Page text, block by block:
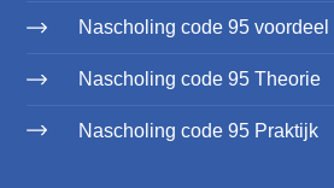
Nascholing code 95 voordeel
Nascholing code 95 Theorie
Nascholing code 95 Praktijk